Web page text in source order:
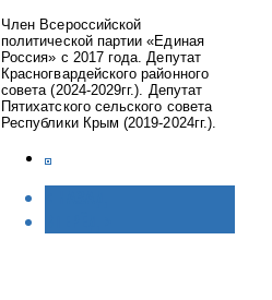
Член Всероссийской
политической партии «Единая
Россия» с 2017 года. Депутат
Красногвардейского районного
совета (2024-2029гг.). Депутат
Пятихатского сельского совета
Республики Крым (2019-2024гг.).